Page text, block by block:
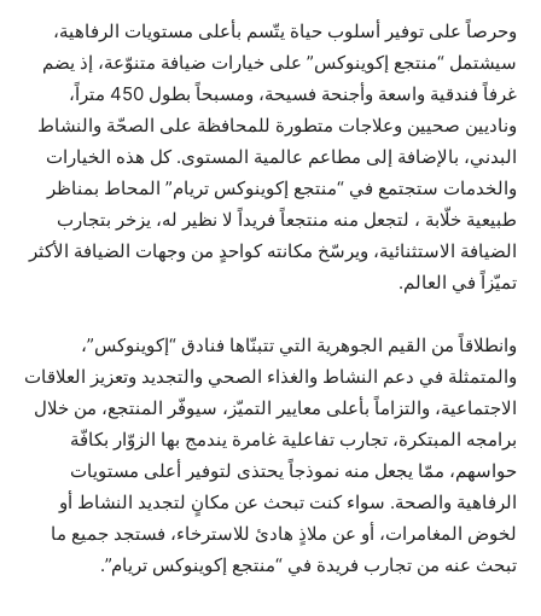
وحرصاً على توفير أسلوب حياة يتّسم بأعلى مستويات الرفاهية،
سيشتمل “منتجع إكوينوكس” على خيارات ضيافة متنوّعة، إذ يضم
غرفاً فندقية واسعة وأجنحة فسيحة، ومسبحاً بطول 450 متراً،
وناديين صحيين وعلاجات متطورة للمحافظة على الصحّة والنشاط
البدني، بالإضافة إلى مطاعم عالمية المستوى. كل هذه الخيارات
والخدمات ستجتمع في “منتجع إكوينوكس تريام” المحاط بمناظر
طبيعية خلّابة ، لتجعل منه منتجعاً فريداً لا نظير له، يزخر بتجارب
الضيافة الاستثنائية، ويرسّخ مكانته كواحدٍ من وجهات الضيافة الأكثر
تميّزاً في العالم.
وانطلاقاً من القيم الجوهرية التي تتبنّاها فنادق “إكوينوكس”،
والمتمثلة في دعم النشاط والغذاء الصحي والتجديد وتعزيز العلاقات
الاجتماعية، والتزاماً بأعلى معايير التميّز، سيوفّر المنتجع، من خلال
برامجه المبتكرة، تجارب تفاعلية غامرة يندمج بها الزوّار بكافّة
حواسهم، ممّا يجعل منه نموذجاً يحتذى لتوفير أعلى مستويات
الرفاهية والصحة. سواء كنت تبحث عن مكانٍ لتجديد النشاط أو
لخوض المغامرات، أو عن ملاذٍ هادئ للاسترخاء، فستجد جميع ما
تبحث عنه من تجارب فريدة في “منتجع إكوينوكس تريام”.